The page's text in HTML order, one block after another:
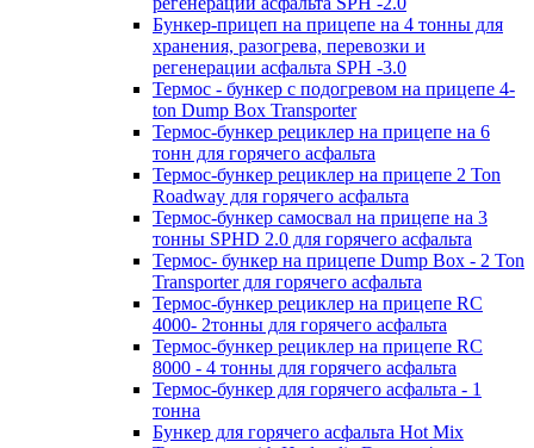
Бункер-прицеп на прицепе на 4 тонны для
хранения, разогрева, перевозки и
регенерации асфальта SPH -3.0
Термос - бункер с подогревом на прицепе 4-
ton Dump Box Transporter
Термос-бункер рециклер на прицепе на 6
тонн для горячего асфальта
Термос-бункер рециклер на прицепе 2 Ton
Roadway для горячего асфальта
Термос-бункер самосвал на прицепе на 3
тонны SPHD 2.0 для горячего асфальта
Термос- бункер на прицепе Dump Box - 2 Ton
Transporter для горячего асфальта
Термос-бункер рециклер на прицепе RC
4000- 2тонны для горячего асфальта
Термос-бункер рециклер на прицепе RC
8000 - 4 тонны для горячего асфальта
Термос-бункер для горячего асфальта - 1
тонна
Бункер для горячего асфальта Hot Mix